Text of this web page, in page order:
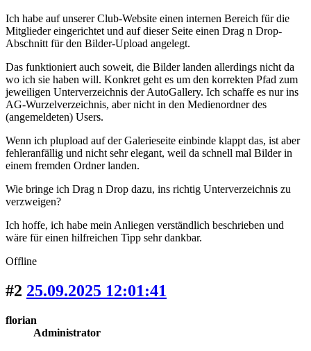
Ich habe auf unserer Club-Website einen internen Bereich für die
Mitglieder eingerichtet und auf dieser Seite einen Drag n Drop-
Abschnitt für den Bilder-Upload angelegt.
Das funktioniert auch soweit, die Bilder landen allerdings nicht da
wo ich sie haben will. Konkret geht es um den korrekten Pfad zum
jeweiligen Unterverzeichnis der AutoGallery. Ich schaffe es nur ins
AG-Wurzelverzeichnis, aber nicht in den Medienordner des
(angemeldeten) Users.
Wenn ich plupload auf der Galerieseite einbinde klappt das, ist aber
fehleranfällig und nicht sehr elegant, weil da schnell mal Bilder in
einem fremden Ordner landen.
Wie bringe ich Drag n Drop dazu, ins richtig Unterverzeichnis zu
verzweigen?
Ich hoffe, ich habe mein Anliegen verständlich beschrieben und
wäre für einen hilfreichen Tipp sehr dankbar.
Offline
#2 25.09.2025 12:01:41
florian
Administrator